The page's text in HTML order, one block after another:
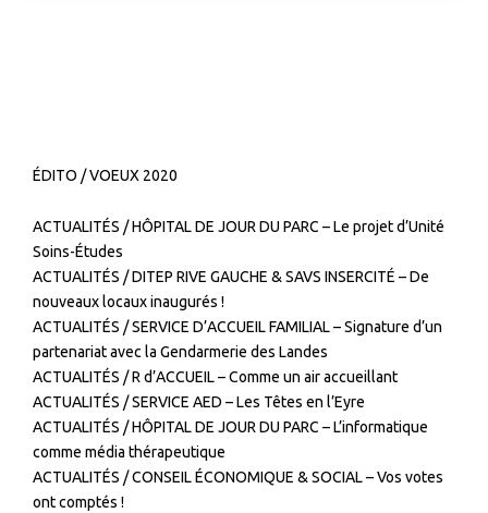
ÉDITO / VOEUX 2020
ACTUALITÉS / HÔPITAL DE JOUR DU PARC – Le projet d’Unité
Soins-Études
ACTUALITÉS / DITEP RIVE GAUCHE & SAVS INSERCITÉ – De
nouveaux locaux inaugurés !
ACTUALITÉS / SERVICE D’ACCUEIL FAMILIAL – Signature d’un
partenariat avec la Gendarmerie des Landes
ACTUALITÉS / R d’ACCUEIL – Comme un air accueillant
ACTUALITÉS / SERVICE AED – Les Têtes en l’Eyre
ACTUALITÉS / HÔPITAL DE JOUR DU PARC – L’informatique
comme média thérapeutique
ACTUALITÉS / CONSEIL ÉCONOMIQUE & SOCIAL – Vos votes
ont comptés !